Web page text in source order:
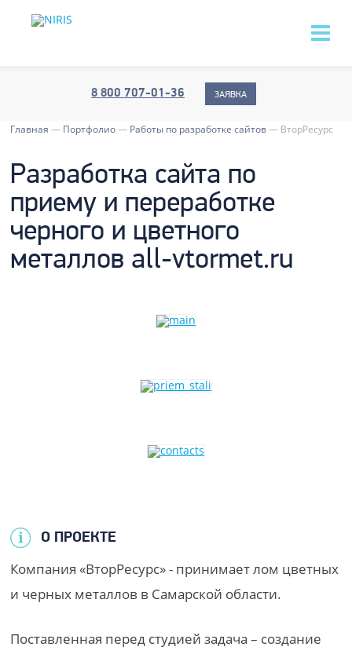
8 800 707-01-36 ЗАЯВКА
Главная — Портфолио— Работы по разработке сайтов— ВторРесурс
Разработка сайта по
приему и переработке
черного и цветного
металлов all-vtormet.ru
О ПРОЕКТЕ
Компания «ВторРесурс» - принимает лом цветных
и черных металлов в Самарской области.
Поставленная перед студией задача – создание